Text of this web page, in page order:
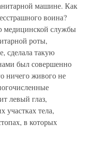
машине. Как
воина?
медицинской службы
роты,
сделала такую
был совершенно
ничего живого не
левый глаз,
участках тела,
в которых